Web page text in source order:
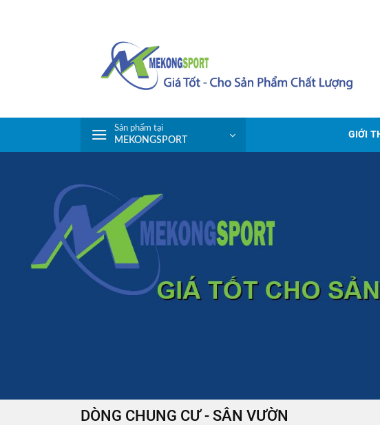
Sản phẩm tại
MEKONGSPORT GIỚI
DÒNG CHUNG CƯ - SÂN VƯỜN